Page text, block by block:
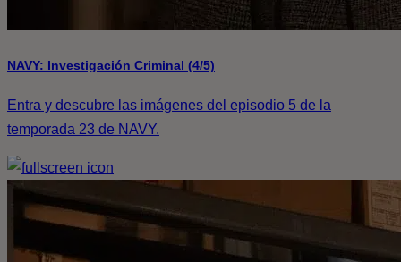
NAVY: Investigación Criminal (4/5)
Entra y descubre las imágenes del episodio 5 de la
temporada 23 de NAVY.